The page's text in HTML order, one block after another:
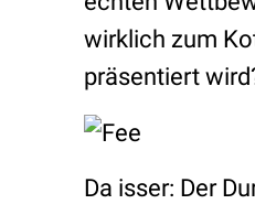
wirklich zum
präsentiert
Da isser: Der